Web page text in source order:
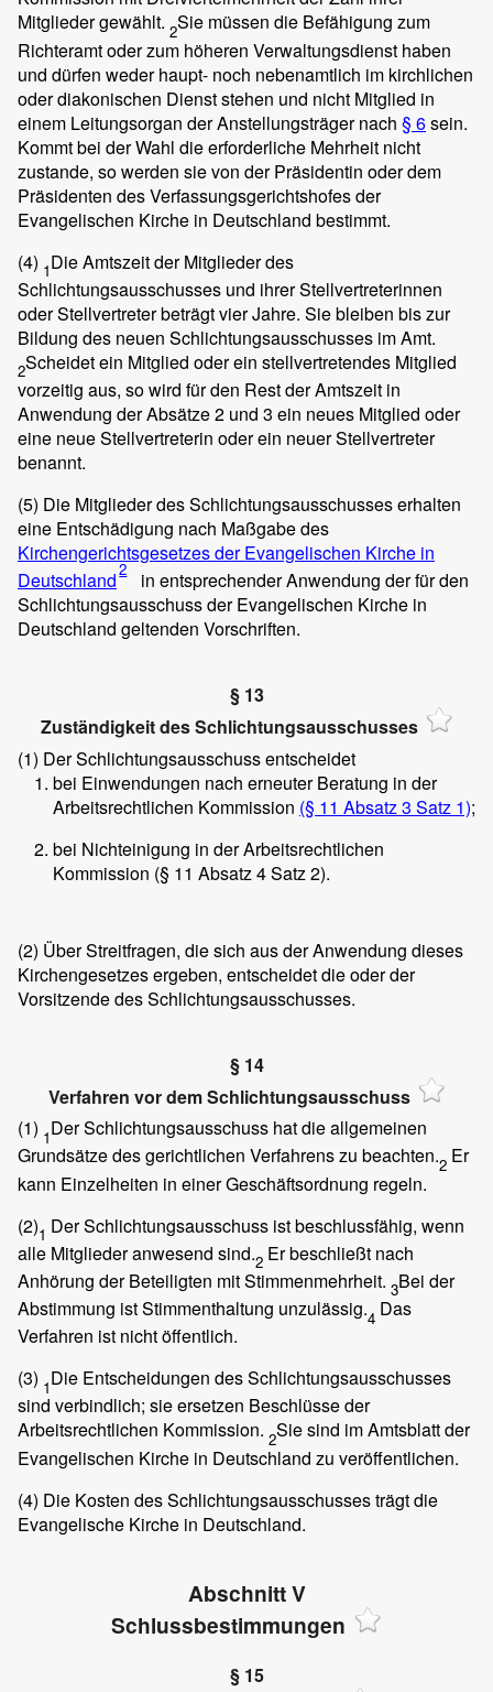
Mitglieder gewählt. 2Sie müssen die Befähigung zum
Richteramt oder zum höheren Verwaltungsdienst haben
und dürfen weder haupt- noch nebenamtlich im kirchlichen
oder diakonischen Dienst stehen und nicht Mitglied in
einem Leitungsorgan der Anstellungsträger nach § 6sein.
Kommt bei der Wahl die erforderliche Mehrheit nicht
zustande, so werden sie von der Präsidentin oder dem
Präsidenten des Verfassungsgerichtshofes der
Evangelischen Kirche in Deutschland bestimmt.
(4) 1Die Amtszeit der Mitglieder des
Schlichtungsausschusses und ihrer Stellvertreterinnen
oder Stellvertreter beträgt vier Jahre. Sie bleiben bis zur
Bildung des neuen Schlichtungsausschusses im Amt.
2Scheidet ein Mitglied oder ein stellvertretendes Mitglied
vorzeitig aus, so wird für den Rest der Amtszeit in
Anwendung der Absätze 2 und 3 ein neues Mitglied oder
eine neue Stellvertreterin oder ein neuer Stellvertreter
benannt.
(5) Die Mitglieder des Schlichtungsausschusses erhalten
eine Entschädigung nach Maßgabe des
Kirchengerichtsgesetzes der Evangelischen Kirche in
Deutschland2
in entsprechender Anwendung der für den
Schlichtungsausschuss der Evangelischen Kirche in
Deutschland geltenden Vorschriften.
§ 13
Zuständigkeit des Schlichtungsausschusses
(1) Der Schlichtungsausschuss entscheidet
bei Einwendungen nach erneuter Beratung in der
Arbeitsrechtlichen Kommission (§ 11 Absatz 3 Satz 1);
bei Nichteinigung in der Arbeitsrechtlichen
Kommission (§ 11 Absatz 4 Satz 2).
(2) Über Streitfragen, die sich aus der Anwendung dieses
Kirchengesetzes ergeben, entscheidet die oder der
Vorsitzende des Schlichtungsausschusses.
§ 14
Verfahren vor dem Schlichtungsausschuss
(1) 1Der Schlichtungsausschuss hat die allgemeinen
Grundsätze des gerichtlichen Verfahrens zu beachten.2 Er
kann Einzelheiten in einer Geschäftsordnung regeln.
(2)1 Der Schlichtungsausschuss ist beschlussfähig, wenn
alle Mitglieder anwesend sind.2 Er beschließt nach
Anhörung der Beteiligten mit Stimmenmehrheit. 3Bei der
Abstimmung ist Stimmenthaltung unzulässig.4 Das
Verfahren ist nicht öffentlich.
(3) 1Die Entscheidungen des Schlichtungsausschusses
sind verbindlich; sie ersetzen Beschlüsse der
Arbeitsrechtlichen Kommission. 2Sie sind im Amtsblatt der
Evangelischen Kirche in Deutschland zu veröffentlichen.
(4) Die Kosten des Schlichtungsausschusses trägt die
Evangelische Kirche in Deutschland.
Abschnitt V
Schlussbestimmungen
§ 15